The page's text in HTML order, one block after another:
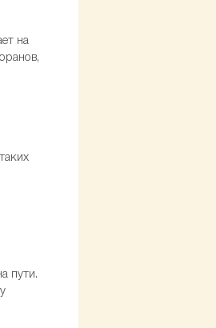
на
пути.